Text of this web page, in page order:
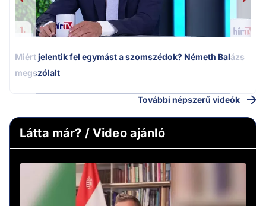
1.
Miért jelentik fel egymást a szomszédok? Németh Balázs
megszólalt
További népszerű videók
Látta már? / Video ajánló